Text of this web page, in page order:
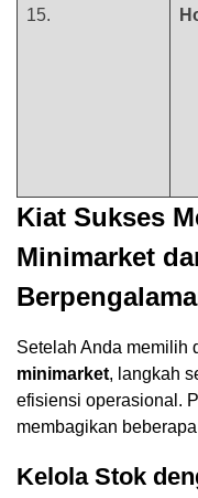
15.
Kiat Sukses
Minimarket
Setelah Anda memilih
minimarket, langkah
efisiensi operasional.
membagikan
Kelola Stok